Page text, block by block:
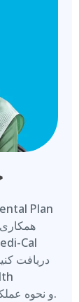
OneCare و نحوه عملکرد آنها، روی اطلاعات زیر کلیک کنید.